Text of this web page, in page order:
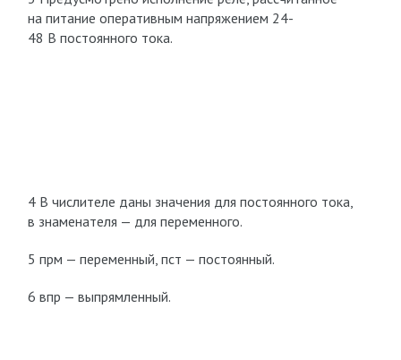
на питание оперативным напряжением 24-
48 В постоянного тока.
4 В числителе даны значения для постоянного тока,
в знаменателя — для переменного.
5 прм — переменный, пст — постоянный.
6 впр — выпрямленный.